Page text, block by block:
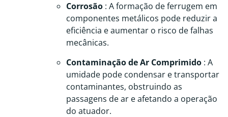
Corrosão : A formação de ferrugem em
componentes metálicos pode reduzir a
eficiência e aumentar o risco de falhas
mecânicas.
Contaminação de Ar Comprimido : A
umidade pode condensar e transportar
contaminantes, obstruindo as
passagens de ar e afetando a operação
do atuador.